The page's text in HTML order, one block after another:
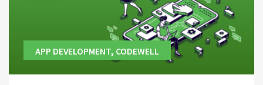
APP DEVELOPMENT, CODEWELL